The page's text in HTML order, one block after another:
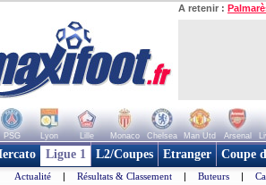
A retenir :
PSG Lyon Lille Monaco Chelsea Man Utd Arsenal
Ligue 1 L2/Coupes Etranger Coupe
Actualité | Résultats & Classement | Buteurs |